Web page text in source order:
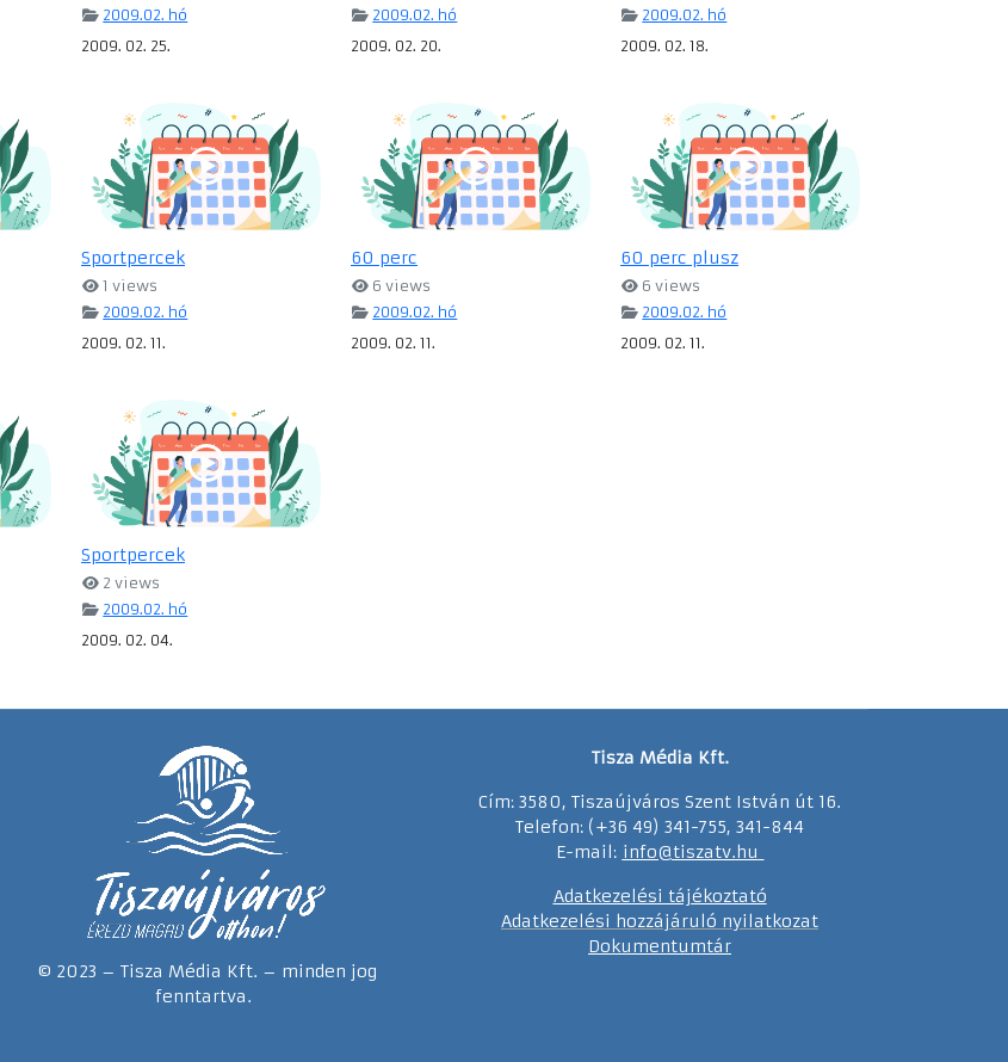
2009.02. hó
2009. 02. 25.
2009.02. hó
2009. 02. 20.
2009.02. hó
2009. 02. 18.
Sportpercek
1 views
2009.02. hó
2009. 02. 11.
60 perc
6 views
2009.02. hó
2009. 02. 11.
60 perc plusz
6 views
2009.02. hó
2009. 02. 11.
Sportpercek
2 views
2009.02. hó
2009. 02. 04.
© 2023 – Tisza Média Kft. – minden jog
fenntartva.
Tisza Média Kft.
Cím: 3580, Tiszaújváros Szent István út 16.
Telefon: (+36 49) 341-755, 341-844
E-mail: info@tiszatv. hu
Adatkezelési tájékoztató
Adatkezelési hozzájáruló nyilatkozat
Dokumentumtár